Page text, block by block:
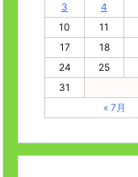
3
4
10
11
17
18
24
25
31
« 7月